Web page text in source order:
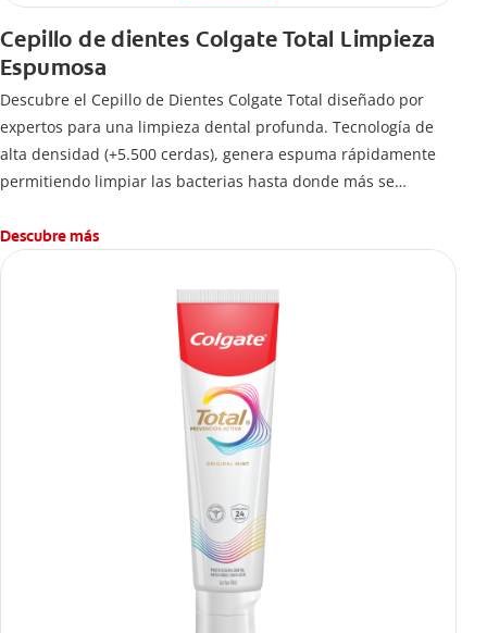
Cepillo de dientes Colgate Total Limpieza
Espumosa
Descubre el Cepillo de Dientes Colgate Total diseñado por
expertos para una limpieza dental profunda. Tecnología de
alta densidad (+5.500 cerdas), genera espuma rápidamente
permitiendo limpiar las bacterias hasta donde más se
Descubre más